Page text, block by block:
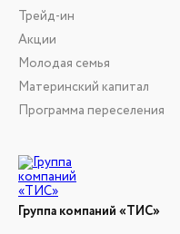
Группа компаний «ТИС»
Трейд-ин
Акции
Молодая семья
Материнский капитал
Программа переселения